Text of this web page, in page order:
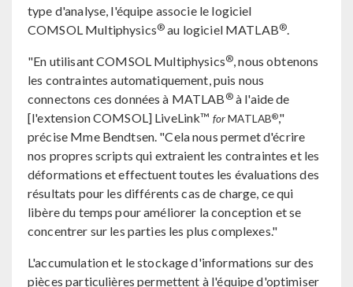
type d'analyse, l'équipe associe le logiciel
COMSOL Multiphysics® au logiciel MATLAB®.
"En utilisant COMSOL Multiphysics®, nous obtenons
les contraintes automatiquement, puis nous
connectons ces données à MATLAB ®à l'aide de
[l'extension COMSOL] LiveLink™ forMATLAB®,"
précise Mme Bendtsen. "Cela nous permet d'écrire
nos propres scripts qui extraient les contraintes et les
déformations et effectuent toutes les évaluations des
résultats pour les différents cas de charge, ce qui
libère du temps pour améliorer la conception et se
concentrer sur les parties les plus complexes."
L'accumulation et le stockage d'informations sur des
pièces particulières permettent à l'équipe d'optimiser